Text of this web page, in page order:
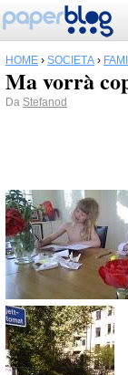
HOME › SOCIETÀ ›
Ma vorrà
Da Stefanod